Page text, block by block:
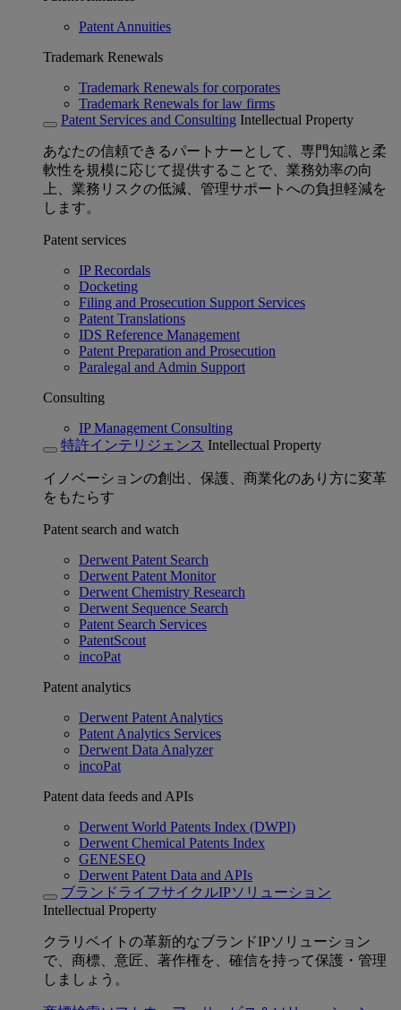
Patent Annuities
Trademark Renewals
Trademark Renewals for corporates
Trademark Renewals for law firms
Patent Services and Consulting Intellectual Property
あなたの信頼できるパートナーとして、専門知識と柔
軟性を規模に応じて提供することで、業務効率の向
上、業務リスクの低減、管理サポートへの負担軽減を
します。
Patent services
IP Recordals
Docketing
Filing and Prosecution Support Services
Patent Translations
IDS Reference Management
Patent Preparation and Prosecution
Paralegal and Admin Support
Consulting
IP Management Consulting
特許インテリジェンス Intellectual Property
イノベーションの創出、保護、商業化のあり方に変革
をもたらす
Patent search and watch
Derwent Patent Search
Derwent Patent Monitor
Derwent Chemistry Research
Derwent Sequence Search
Patent Search Services
PatentScout
incoPat
Patent analytics
Derwent Patent Analytics
Patent Analytics Services
Derwent Data Analyzer
incoPat
Patent data feeds and APIs
Derwent World Patents Index (DWPI)
Derwent Chemical Patents Index
GENESEQ
Derwent Patent Data and APIs
ブランドライフサイクルIPソリューション
Intellectual Property
クラリベイトの革新的なブランドIPソリューション
で、商標、意匠、著作権を、確信を持って保護・管理
しましょう。